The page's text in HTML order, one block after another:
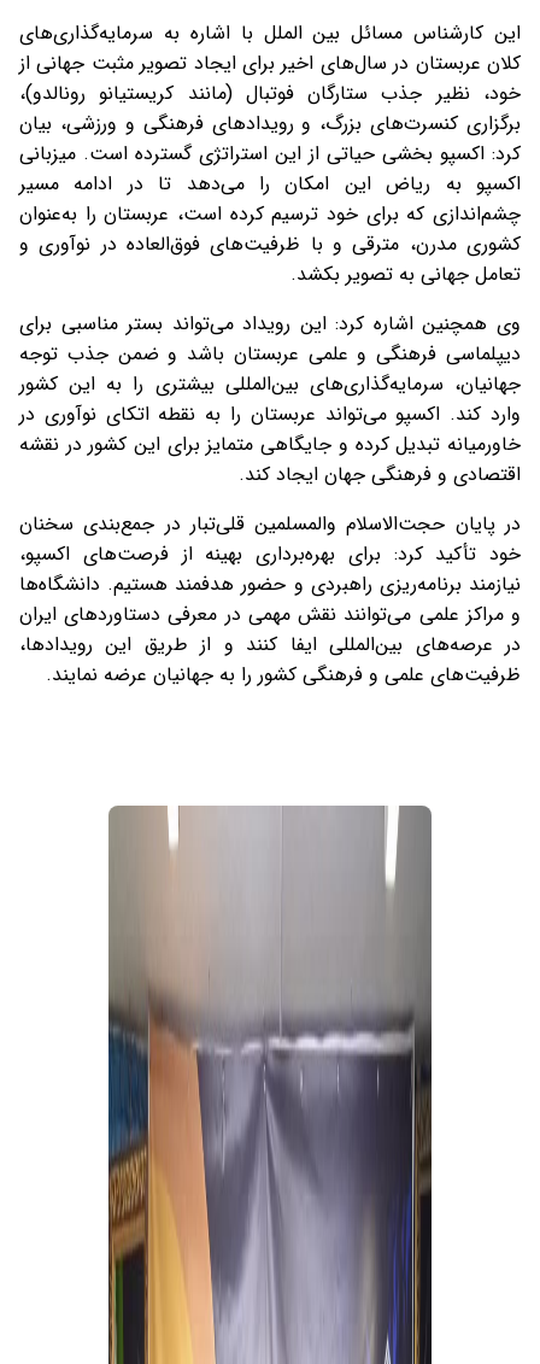
این کارشناس مسائل بین الملل با اشاره به سرمایه‌گذاری‌های
کلان عربستان در سال‌های اخیر برای ایجاد تصویر مثبت جهانی از
خود، نظیر جذب ستارگان فوتبال (مانند کریستیانو رونالدو)،
برگزاری کنسرت‌های بزرگ، و رویدادهای فرهنگی و ورزشی، بیان
کرد: اکسپو بخشی حیاتی از این استراتژی گسترده است. میزبانی
اکسپو به ریاض این امکان را می‌دهد تا در ادامه مسیر
چشم‌اندازی که برای خود ترسیم کرده است، عربستان را به‌عنوان
کشوری مدرن، مترقی و با ظرفیت‌های فوق‌العاده در نوآوری و
تعامل جهانی به تصویر بکشد.
وی همچنین اشاره کرد: این رویداد می‌تواند بستر مناسبی برای
دیپلماسی فرهنگی و علمی عربستان باشد و ضمن جذب توجه
جهانیان، سرمایه‌گذاری‌های بین‌المللی بیشتری را به این کشور
وارد کند. اکسپو می‌تواند عربستان را به نقطه اتکای نوآوری در
خاورمیانه تبدیل کرده و جایگاهی متمایز برای این کشور در نقشه
اقتصادی و فرهنگی جهان ایجاد کند.
در پایان حجت‌الاسلام والمسلمین قلی‌تبار در جمع‌بندی سخنان
خود تأکید کرد: برای بهره‌برداری بهینه از فرصت‌های اکسپو،
نیازمند برنامه‌ریزی راهبردی و حضور هدفمند هستیم. دانشگاه‌ها
و مراکز علمی می‌توانند نقش مهمی در معرفی دستاوردهای ایران
در عرصه‌های بین‌المللی ایفا کنند و از طریق این رویدادها،
ظرفیت‌های علمی و فرهنگی کشور را به جهانیان عرضه نمایند.